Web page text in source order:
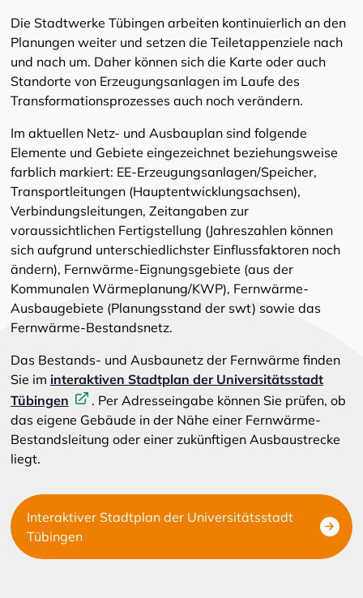
Die Stadtwerke Tübingen arbeiten kontinuierlich an den
Planungen weiter und setzen die Teiletappenziele nach
und nach um. Daher können sich die Karte oder auch
Standorte von Erzeugungsanlagen im Laufe des
Transformationsprozesses auch noch verändern.
Im aktuellen Netz- und Ausbauplan sind folgende
Elemente und Gebiete eingezeichnet beziehungsweise
farblich markiert: EE-Erzeugungsanlagen/Speicher,
Transportleitungen (Hauptentwicklungsachsen),
Verbindungsleitungen, Zeitangaben zur
voraussichtlichen Fertigstellung (Jahreszahlen können
sich aufgrund unterschiedlichster Einflussfaktoren noch
ändern), Fernwärme-Eignungsgebiete (aus der
Kommunalen Wärmeplanung/KWP), Fernwärme-
Ausbaugebiete (Planungsstand der swt) sowie das
Fernwärme-Bestandsnetz.
Das Bestands- und Ausbaunetz der Fernwärme finden
Sie im interaktiven Stadtplan der Universitätsstadt
Tübingen
. Per Adresseingabe können Sie prüfen, ob
das eigene Gebäude in der Nähe einer Fernwärme-
Bestandsleitung oder einer zukünftigen Ausbaustrecke
liegt.
Interaktiver Stadtplan der Universitätsstadt
Tübingen